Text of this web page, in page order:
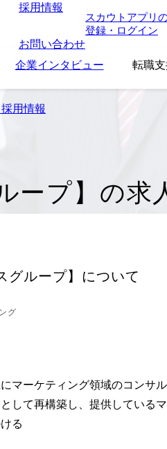
採用情報
お問い合わせ
スカウトアプリ
登録・ログイン
企業インタビュー 転職
用情報
ープ】の求
ループ】 について
グ
マーケティング領域のコンサ
して再構築し、提供している
る